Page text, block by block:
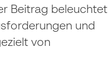
Beitrag beleuchtet
und
von